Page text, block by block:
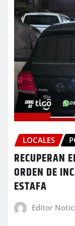
LOCALES
RECUPERAN
ORDEN DE
ESTAFA
Editor